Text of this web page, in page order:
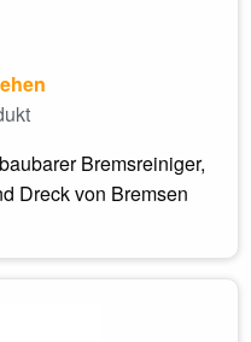
Bremsreiniger,
Dreck von Bremsen